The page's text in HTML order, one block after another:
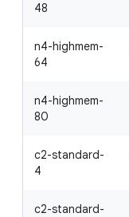
48
n4-highmem-
64
n4-highmem-
80
c2-standard-
4
c2-standard-